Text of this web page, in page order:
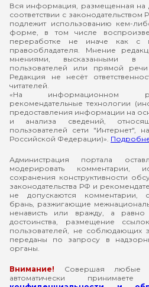
Вся информация, размещенная на
соответствии с
подлежит использованию кем-
форме, в том числе
переработке не иначе как с
правообладателя. Мнение
мнениями, высказанными в
пользователей или прямой
Редакция не несёт
читателей.
«На информационном
рекомендательные технологии
предоставления информации на
и анализа сведений,
пользователей сети "Интернет",
Российской Федерации)».
Администрация портала
модерировать комментарии,
сохранения конструктивности
законодательства РФ и
не допускаются комментарии,
брань, разжигающие
ненависть или вражду, а равно
достоинства, размещение
пользователей, не соблюдающих
переданы по запросу в
органы.
Внимание! Совершая любые
автоматически